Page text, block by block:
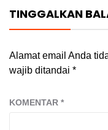
TINGGALKAN
Alamat email Anda
wajib ditandai *
KOMENTAR *